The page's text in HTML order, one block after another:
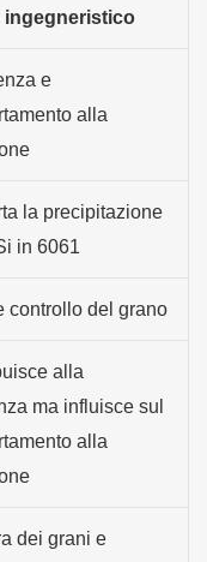
ingegneristico
e
alla
la precipitazione
in 6061
controllo del grano
alla
ma influisce sul
alla
dei grani e